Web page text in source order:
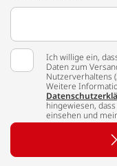
Ich willige ein,
Daten zum
Nutzerverhaltens
Weitere
hingewiesen,
einsehen und